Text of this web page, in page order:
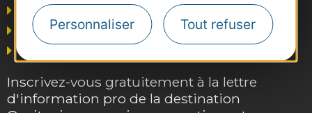
Personnaliser Tout refuser
Business/Mice
Thermalisme
Inscrivez-vous gratuitement à la lettre
d'information pro de la destination